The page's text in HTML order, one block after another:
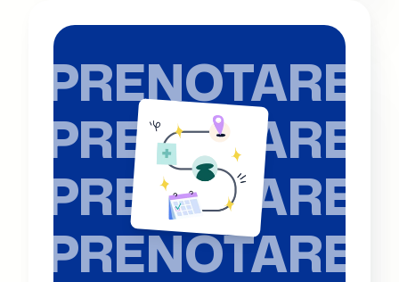
PRENOTARE
PRENOTARE
PRENOTARE
PRENOTARE